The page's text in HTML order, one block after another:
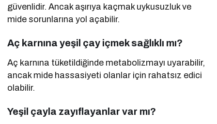
güvenlidir. Ancak aşırıya kaçmak uykusuzluk ve
mide sorunlarına yol açabilir.
Aç karnına yeşil çay içmek sağlıklı mı?
Aç karnına tüketildiğinde metabolizmayı uyarabilir,
ancak mide hassasiyeti olanlar için rahatsız edici
olabilir.
Yeşil çayla zayıflayanlar var mı?